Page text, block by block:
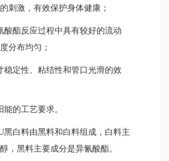
刺激，有效保护身体健康；
酸酯反应过程中具有较好的流动
分布均匀；
稳定性、粘结性和管口光滑的效
的工艺要求。
黑白料由黑料和白料组成，白料主
，黑料主要成分是异氰酸酯。